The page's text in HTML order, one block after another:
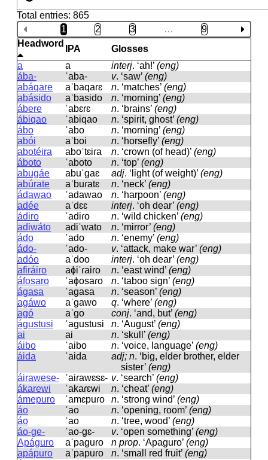
Total entries: 865
1
2 3 …
9
Headword
IPA
Glosses
a
a interj. ‘ah!’ (eng)
ába-
ˈaba- v. ‘saw’ (eng)
abáqare
aˈbaqaɾɛ n. ‘matches’ (eng)
abásido
aˈbasido n. ‘morning’ (eng)
ábere
ˈabɛɾɛ n. ‘brains’ (eng)
ábiqao
ˈabiqao n. ‘spirit, ghost’ (eng)
ábo
ˈabo n. ‘morning’ (eng)
abói
aˈboi n. ‘horsefly’ (eng)
abotéira
aboˈtɛiɾa n. ‘crown (of head)’ (eng)
áboto
ˈaboto n. ‘top’ (eng)
abugáe
abuˈɡaɛ adj. ‘light (of weight)’ (eng)
abúrate
aˈbuɾatɛ n. ‘neck’ (eng)
ádawao
ˈadawao n. ‘harpoon’ (eng)
adée
aˈdɛɛ interj. ‘oh dear’ (eng)
ádiro
ˈadiɾo n. ‘wild chicken’ (eng)
adiwáto
adiˈwato n. ‘mirror’ (eng)
ádo
ˈado n. ‘enemy’ (eng)
ádo-
ˈado- v. ‘attack, make war’ (eng)
adóo
aˈdoo interj. ‘oh dear’ (eng)
afiráiro
aɸiˈɾaiɾo n. ‘east wind’ (eng)
áfosaro
ˈaɸosaɾo n. ‘taboo sign’ (eng)
ágasa
ˈaɡasa n. ‘season’ (eng)
agáwo
aˈɡawo q. ‘where’ (eng)
agó
aˈɡo conj. ‘and, but’ (eng)
águstusi
ˈaɡustusi n. ‘August’ (eng)
ai
ai n. ‘skull’ (eng)
áibo
ˈaibo n. ‘voice, language’ (eng)
áida
ˈaida adj; n. ‘big, elder brother, elder
sister’ (eng)
áirawese-
ˈaiɾawɛsɛ- v. ‘search’ (eng)
ákarewi
ˈakaɾɛwi n. ‘cheat’ (eng)
ámepuro
ˈamɛpuɾo n. ‘strong wind’ (eng)
áo
ˈao n. ‘opening, room’ (eng)
áo
ˈao n. ‘tree, wood’ (eng)
áo-ge-
ˈao-ɡɛ- v. ‘open something’ (eng)
Apáguro
aˈpaɡuɾo n prop. ‘Apaguro’ (eng)
apápuro
aˈpapuɾo n. ‘small red fruit’ (eng)